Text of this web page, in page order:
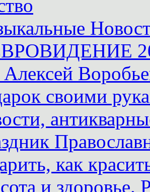
своими
как
и здоровье.